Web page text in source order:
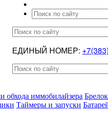
ЕДИНЫЙ НОМЕР:
обхода иммобилайзера
Таймеры и запуски